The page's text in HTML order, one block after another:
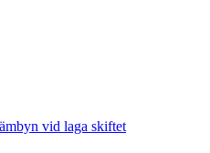
vid laga skiftet